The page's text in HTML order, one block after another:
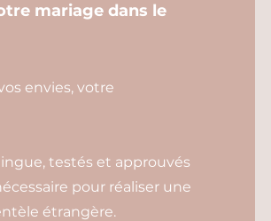
mariage dans le
envies, votre
testés et approuvés
pour réaliser une
étrangère.